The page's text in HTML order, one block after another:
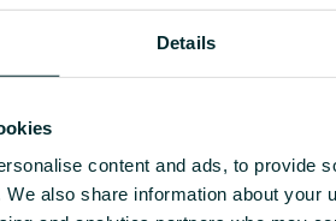
Details
content and ads, to provide
also share information about your
vi hjelpe deg?
installatør, arkitekt, grossist
en kategori, så vil vi med
din.